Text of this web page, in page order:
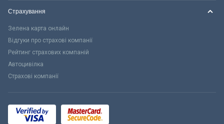
Страхування
Зелена карта онлайн
Відгуки про страхові компанії
Рейтинг страхових компаній
Автоцивілка
Страхові компанії